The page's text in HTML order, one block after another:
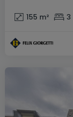
155 m² 3